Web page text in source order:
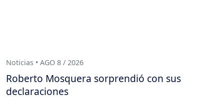
Noticias • AGO 8 / 2026
Roberto Mosquera sorprendió con sus
declaraciones